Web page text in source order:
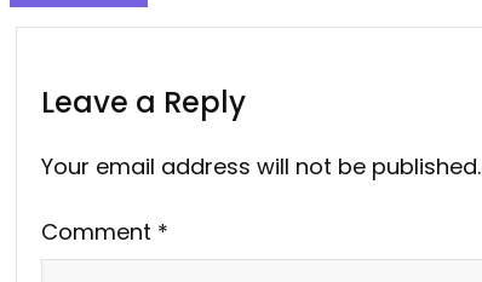
Leave a Reply
Your email address will not be published.
Comment *